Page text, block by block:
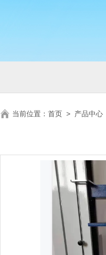
当前位置： 首页 > 产品中心